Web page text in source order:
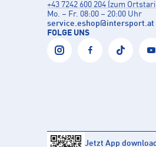
+43 7242 600 204 (zum
Mo. – Fr. 08:00 – 20:00 Uhr
service.eshop@intersport.at
FOLGE UNS
Jetzt App